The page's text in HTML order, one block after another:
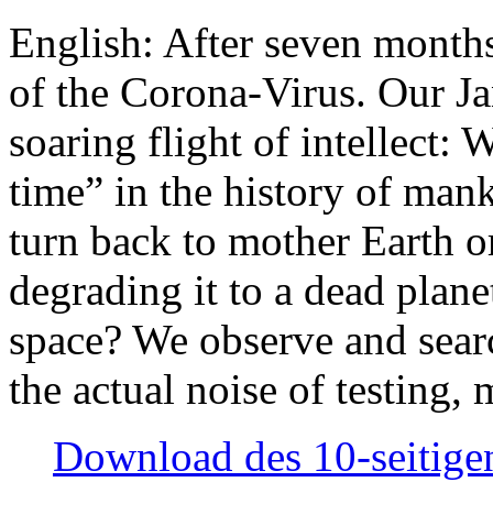
English: After seven
of the Corona-Virus. Our
soaring flight of intellect:
time” in the history of
turn back to mother Earth
degrading it to a dead
space? We observe and
the actual noise of testing,
Download des 10-